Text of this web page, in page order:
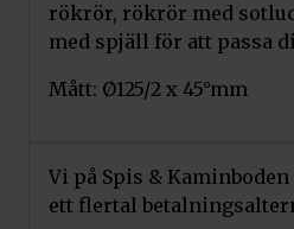
rökrör, rökrör med
med spjäll för att passa
Mått: Ø125/2 x 45°mm
Vi på Spis &
ett flertal